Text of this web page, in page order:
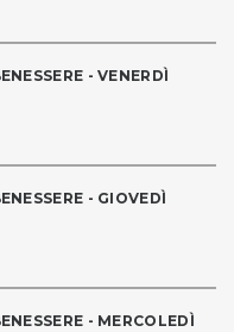
- VENERDÌ
- GIOVEDÌ
- MERCOLEDÌ